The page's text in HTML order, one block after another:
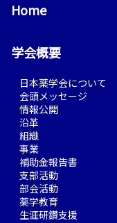
Home
学会概要
日本薬学会について
会頭メッセージ
情報公開
沿革
組織
事業
補助金報告書
支部活動
部会活動
薬学教育
生涯研鑽支援